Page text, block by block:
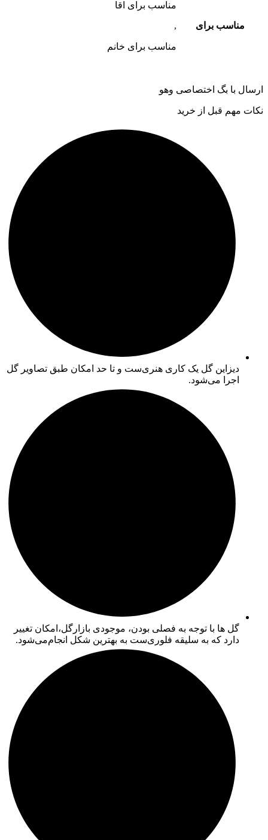
مناسب برای
مناسب برای اقا
,
مناسب برای خانم
ارسال با بگ اختصاصی وهو
نکات مهم قبل از خرید
دیزاین گل یک کاری هنری‌ست و تا حد امکان طبق تصاویر گل
اجرا می‌شود.
گل ها با توجه به فصلی بودن، موجودی بازارگل،امکان تغییر
دارد که به سلیقه فلوری‌ست به بهترین شکل انجام‌می‌شود.